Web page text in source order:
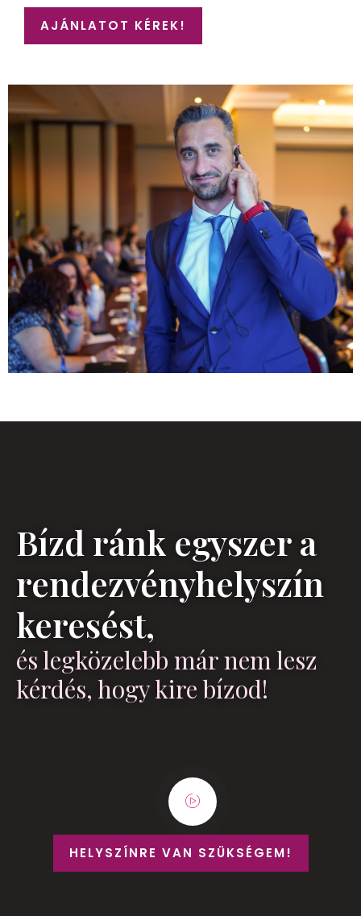
AJÁNLATOT KÉREK!
Bízd ránk egyszer a
rendezvényhelyszín
keresést,
és legközelebb már nem lesz
kérdés, hogy kire bízod!
HELYSZÍNRE VAN SZÜKSÉGEM!